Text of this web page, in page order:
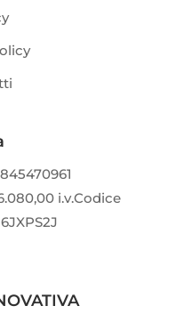
i.v.Codice